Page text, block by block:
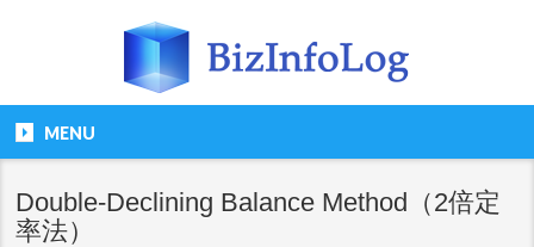
MENU
Double-Declining Balance Method（2倍定
率法）